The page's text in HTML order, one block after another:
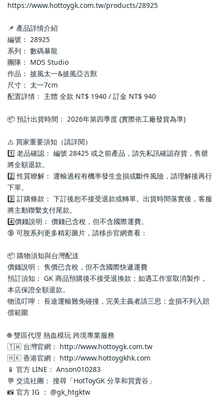
https://www.hottoygk.com.tw/products/28925
📌 產品詳情介紹
編號： 28925
系列： 數碼暴龍
團隊： MDS Studio
作品： 披風太一&披風亞古獸
尺寸： 太一7cm
配置詳情： 主體 全款 NT$ 1940 / 訂金 NT$ 940
📦 預計出貨時間： 2026年第四季度 (實際依工廠發貨為準)
⚠️ 買家重要須知（請詳閱）
1️⃣ 老品確認： 編號 28425 或之前產品，請先私訊確認存貨，售罄
將全額退款。
2️⃣ 性質瞭解： 運輸過程有機率發生盒損或斷件風險，請理解後再行
下單。
3️⃣ 訂購條款： 下訂後恕不接受退款或轉單。出貨時間落實後，客服
將主動聯繫支付尾款。
4️⃣價錢說明： 價錢已含稅，但不含國際運費。
🔞 可脫系列更多精彩圖片，請移步官網查看：
📦 購物須知與台灣配送
價錢說明： 售價已含稅，但不含國際快遞運費
預訂須知： GK 商品預購後不接受退換款；如遇工作室取消製作，
本店保證全額退款。
物流叮嚀： 長途運輸難免碰撞，完美主義者請三思；盒損不列入賠
償範圍
🌐 雙區代理 熱血模玩 跨境專業服務
🇹🇼 台灣官網： http://www.hottoygk.com.tw
🇭🇰 香港官網： http://www.hottoygkhk.com
📱 官方 LINE： Anson010283
💬 交流社團： 搜尋「HotToyGK 分享和買賣谷」
📸 官方 IG ： @gk_htgktw